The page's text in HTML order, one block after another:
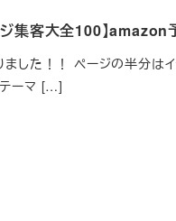
集客大全100】amazon
した！！ ページの半分は
テーマ […]